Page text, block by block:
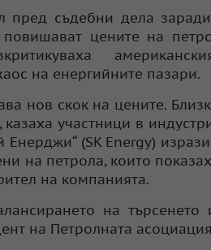
съдебни дела заради
цените на
на енергийните пазари.
нов скок на цените.
участници в
(SK Energy)
на петрола, които
на компанията.
на търсенето
на Петролната